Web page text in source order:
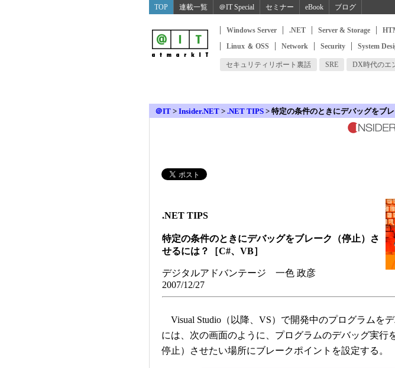
TOP 連載一覧 ＠IT Special セミナー eBook ブログ
Windows Server .NET Server & Storage
Linux ＆ OSS
Network Security System
セキュリティリポート裏話 SRE DX時代のエ
＠IT > Insider.NET > .NET TIPS > 特定の条件のときにデバッグをブ
.NET TIPS
特定の条件のときにデバッグをブレーク（停止）さ
せるには？［C#、VB］
デジタルアドバンテージ 一色 政彦
2007/12/27
Visual Studio（以降、VS）で開発中のプログラムを
には、次の画面のように、プログラムのデバッグ実行
停止）させたい場所にブレークポイントを設定する。